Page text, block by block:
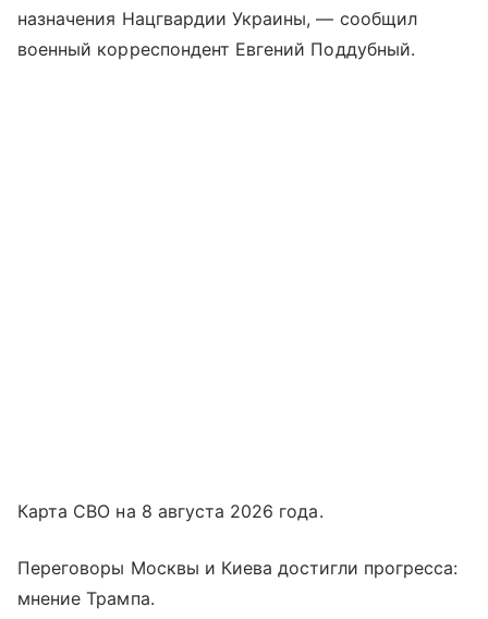
назначения Нацгвардии Украины, — сообщил
военный корреспондент Евгений Поддубный.
Карта СВО на 8 августа 2026 года.
Переговоры Москвы и Киева достигли прогресса:
мнение Трампа.